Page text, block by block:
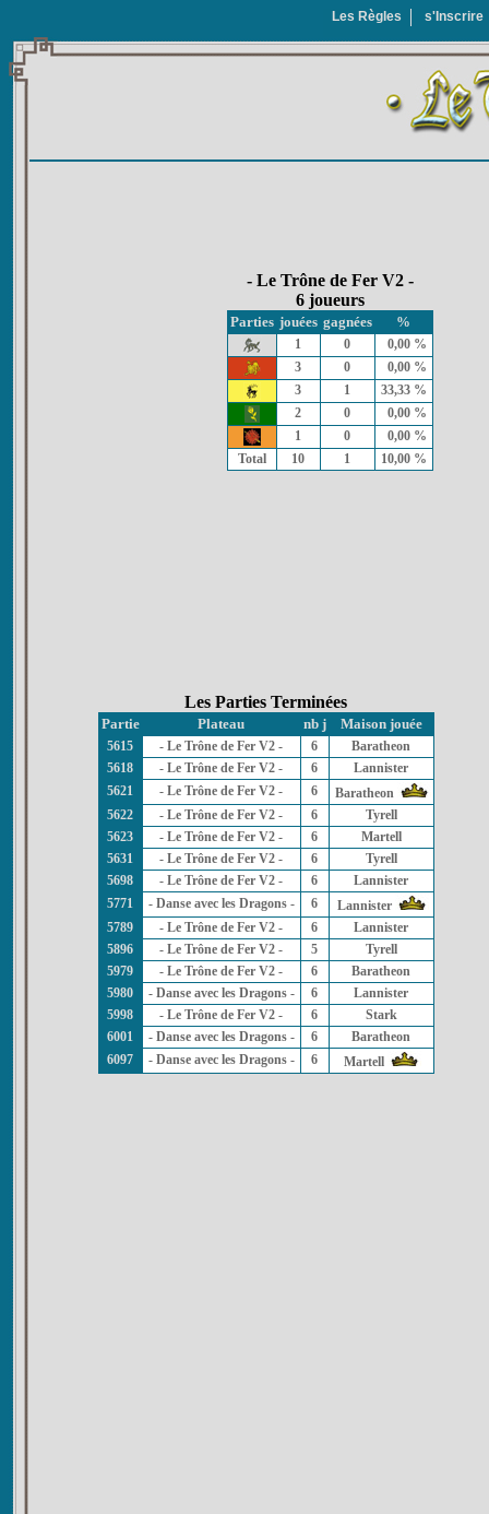
Les Règles s'Inscrire
- Le Trône de Fer V2 -
6 joueurs
Parties jouées gagnées %
1 0
0,00 %
3
0
0,00 %
3
1
33,33 %
2
0
0,00 %
1
0
0,00 %
Total
10 1 10,00 %
Les Parties Terminées
Partie Plateau nb j Maison jouée
5615 - Le Trône de Fer V2 - 6
Baratheon
5618
- Le Trône de Fer V2 - 6
Lannister
5621
- Le Trône de Fer V2 - 6
Baratheon
5622
- Le Trône de Fer V2 - 6
Tyrell
5623
- Le Trône de Fer V2 - 6
Martell
5631
- Le Trône de Fer V2 - 6
Tyrell
5698
- Le Trône de Fer V2 - 6
Lannister
5771
- Danse avec les Dragons - 6
Lannister
5789
- Le Trône de Fer V2 - 6
Lannister
5896
- Le Trône de Fer V2 - 5
Tyrell
5979
- Le Trône de Fer V2 - 6
Baratheon
5980
- Danse avec les Dragons - 6
Lannister
5998
- Le Trône de Fer V2 - 6
Stark
6001
- Danse avec les Dragons - 6
Baratheon
6097
- Danse avec les Dragons - 6 Martell